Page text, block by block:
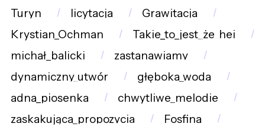
Turyn
licytacja
Grawitacja
Krystian_Ochman
Takie_to_jest_że_hej
michał_balicki
zastanawiamy
dynamiczny_utwór
głęboka_woda
adna_piosenka
chwytliwe_melodie
zaskakująca_propozycja
Fosfina